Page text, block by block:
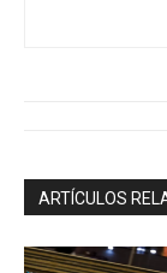
ARTÍCULOS